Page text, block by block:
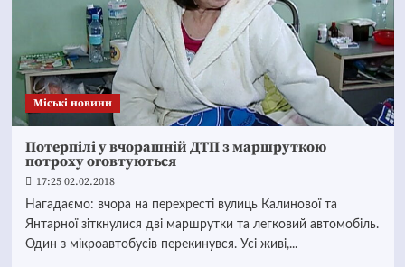
Mіські новини
Потерпілі у вчорашній ДТП з маршруткою
потроху оговтуються
17:25 02.02.2018
Нагадаємо: вчора на перехресті вулиць Калинової та
Янтарної зіткнулися дві маршрутки та легковий автомобіль.
Один з мікроавтобусів перекинувся. Усі живі,...